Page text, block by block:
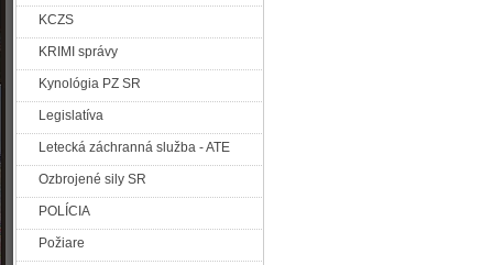
KCZS
KRIMI správy
Kynológia PZ SR
Legislatíva
Letecká záchranná služba - ATE
Ozbrojené sily SR
POLÍCIA
Požiare